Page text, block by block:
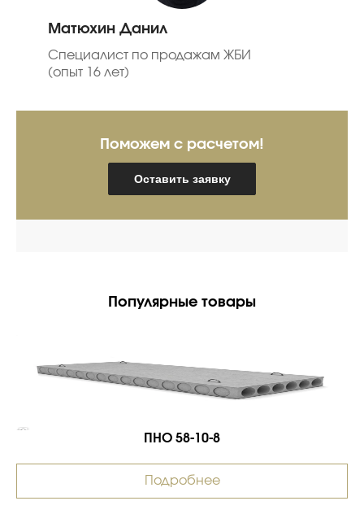
Матюхин Данил
Специалист по продажам ЖБИ
(опыт 16 лет)
Поможем с расчетом!
Оставить заявку
Популярные товары
ПНО 58-10-8
Подробнее